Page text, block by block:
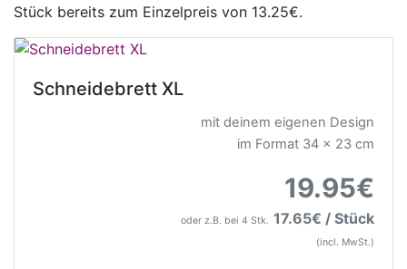
Stück bereits zum Einzelpreis von 13.25€.
Schneidebrett XL
mit deinem eigenen Design
im Format 34 x 23 cm
19.95€
oder z.B. bei 4 Stk. 17.65€ / Stück
(incl. MwSt.)